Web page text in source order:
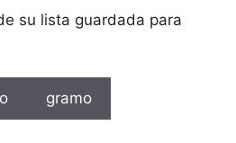
su lista guardada para
gramo